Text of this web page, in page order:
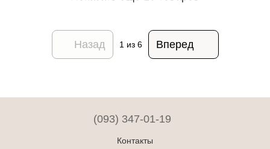
Назад 1 из 6 Вперед
(093) 347-01-19
Контакты